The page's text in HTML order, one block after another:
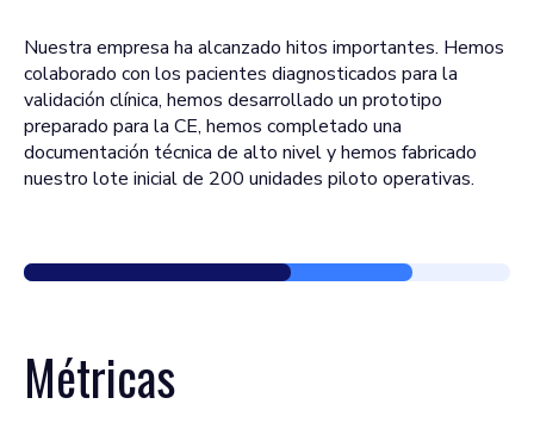
Nuestra empresa ha alcanzado hitos importantes. Hemos
colaborado con los pacientes diagnosticados para la
validación clínica, hemos desarrollado un prototipo
preparado para la CE, hemos completado una
documentación técnica de alto nivel y hemos fabricado
nuestro lote inicial de 200 unidades piloto operativas.
Métricas